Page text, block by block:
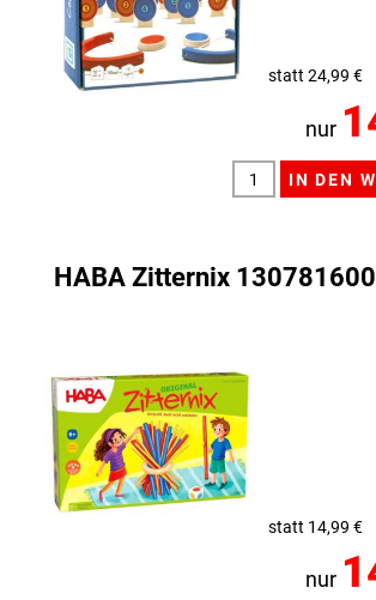
statt 24,99 €
nur
HABA Zitternix
statt 14,99 €
nur